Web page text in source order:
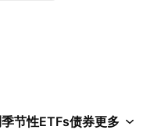
季节性ETFs债券更多